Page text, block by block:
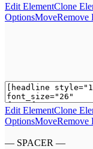
Edit ElementClone
OptionsMoveRemove
Edit ElementClone
OptionsMoveRemove
— SPACER —